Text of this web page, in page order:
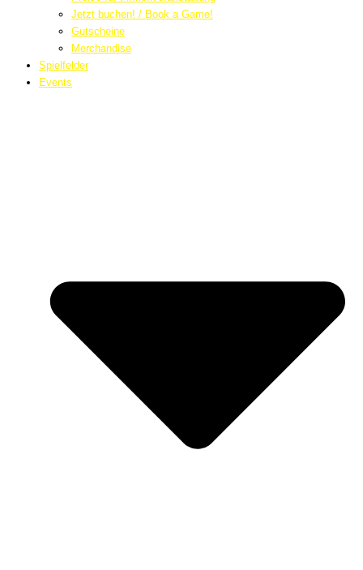
Jetzt buchen! / Book a Game!
Gutscheine
Merchandise
Spielfelder
Events